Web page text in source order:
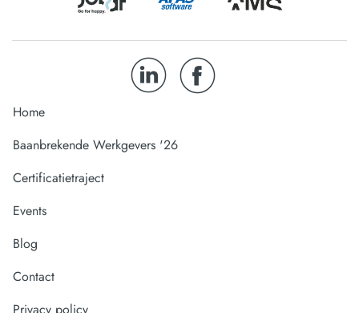
Home
Baanbrekende Werkgevers '26
Certificatietraject
Events
Blog
Contact